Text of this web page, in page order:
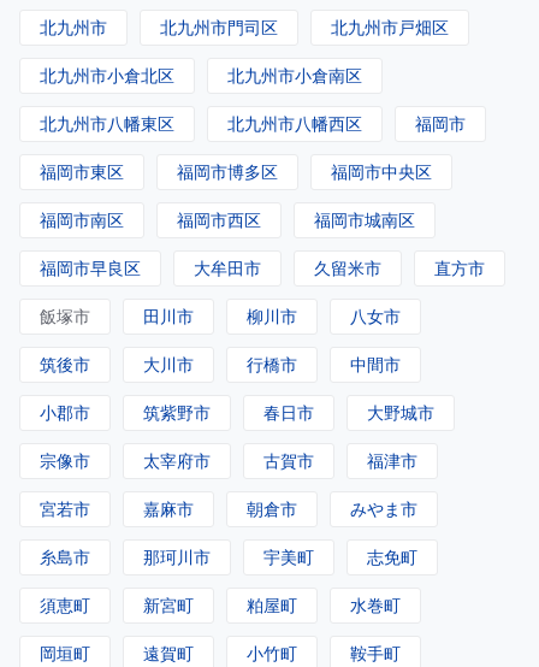
北九州市 北九州市門司区 北九州市戸畑区
北九州市小倉北区 北九州市小倉南区
北九州市八幡東区 北九州市八幡西区 福岡市
福岡市東区 福岡市博多区 福岡市中央区
福岡市南区 福岡市西区 福岡市城南区
福岡市早良区 大牟田市 久留米市 直方市
飯塚市 田川市 柳川市 八女市
筑後市 大川市 行橋市 中間市
小郡市 筑紫野市 春日市 大野城市
宗像市 太宰府市 古賀市 福津市
宮若市 嘉麻市 朝倉市 みやま市
糸島市 那珂川市 宇美町 志免町
須恵町 新宮町 粕屋町 水巻町
岡垣町 遠賀町 小竹町 鞍手町